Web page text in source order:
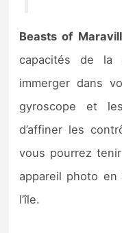
Beasts of
capacités de la
immerger dans
gyroscope et
d’affiner les
vous pourrez
appareil photo
l’île.